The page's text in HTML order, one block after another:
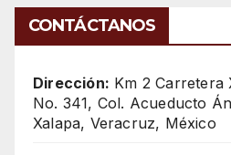
CONTÁCTANOS
Dirección: Km 2 Carretera
No. 341, Col. Acueducto
Xalapa, Veracruz, México